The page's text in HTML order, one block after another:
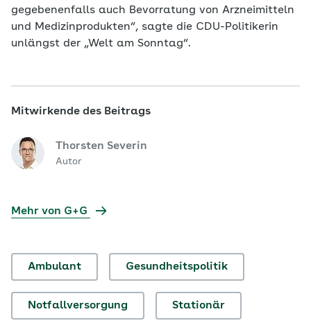
gegebenenfalls auch Bevorratung von Arzneimitteln
und Medizinprodukten“, sagte die CDU-Politikerin
unlängst der „Welt am Sonntag“.
Mitwirkende des Beitrags
Thorsten Severin
Autor
Mehr von G+G
Ambulant Gesundheitspolitik
Notfallversorgung Stationär